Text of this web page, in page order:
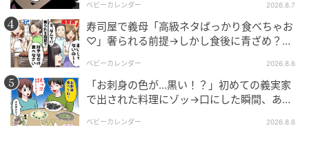
結と急に写真を撮りたいだなんて、いったい何のつも
りなのでしょう。「どういうことですか？」と怪訝な
顔でたずねると、義母はまったく悪びれる様子なく
「決まってるじゃない、ＳＮＳに載せるのよ」と言い
ました。
ベビーカレンダー 2026.8.7
寿司屋で義母「高級ネタばっかり食べちゃお
♡」奢られる前提→しかし食後に青ざめ？通
ベビーカレンダー 2026.8.6
「お刺身の色が…黒い！？」初めての義実家
で出された料理にゾッ→口にした瞬間、あ
ベビーカレンダー 2026.8.6